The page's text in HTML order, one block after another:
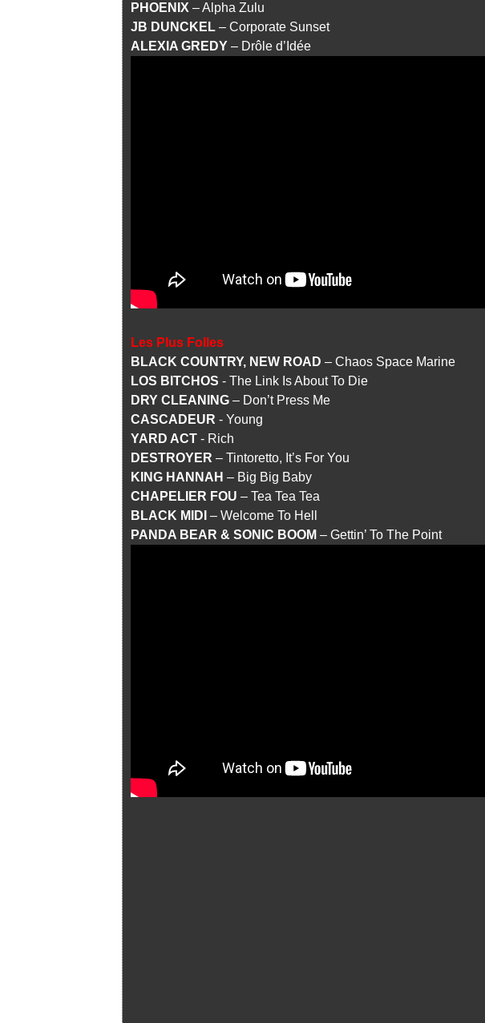
PHOENIX – Alpha Zulu
JB DUNCKEL – Corporate Sunset
ALEXIA GREDY – Drôle d’Idée
Les Plus Folles
BLACK COUNTRY, NEW ROAD – Chaos Space Marine
LOS BITCHOS - The Link Is About To Die
DRY CLEANING – Don’t Press Me
CASCADEUR - Young
YARD ACT - Rich
DESTROYER – Tintoretto, It’s For You
KING HANNAH – Big Big Baby
CHAPELIER FOU – Tea Tea Tea
BLACK MIDI – Welcome To Hell
PANDA BEAR & SONIC BOOM – Gettin’ To The Point